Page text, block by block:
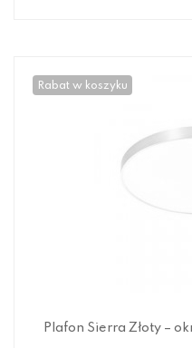
Rabat w koszyku
Plafon Sierra Złoty –